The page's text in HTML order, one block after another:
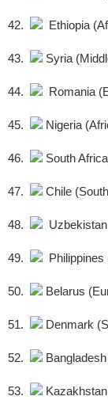
42. Ethiopia
43. Syria
44. Romania
45. Nigeria
46. South
47. Chile
48.
49. Philippines
50. Belarus
51. Denmark
52.
53.